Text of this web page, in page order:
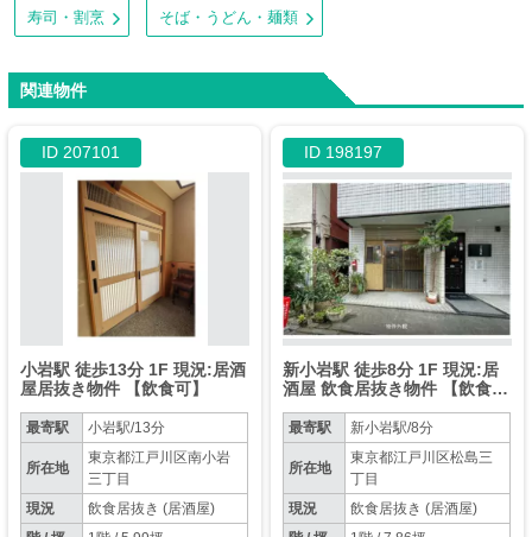
寿司・割烹 そば・うどん・麺類
関連物件
ID 207101
小岩駅 徒歩13分 1F 現況:居酒
屋居抜き物件 【飲食可】
最寄駅 小岩駅/13分
所在地
東京都江戸川区南小岩
三丁目
現況
飲食居抜き (居酒屋)
ID 198197
新小岩駅 徒歩8分 1F 現況:居
酒屋 飲食居抜き物件 【飲食
最寄駅 新小岩駅/8分
所在地
東京都江戸川区松島三
丁目
現況
飲食居抜き (居酒屋)